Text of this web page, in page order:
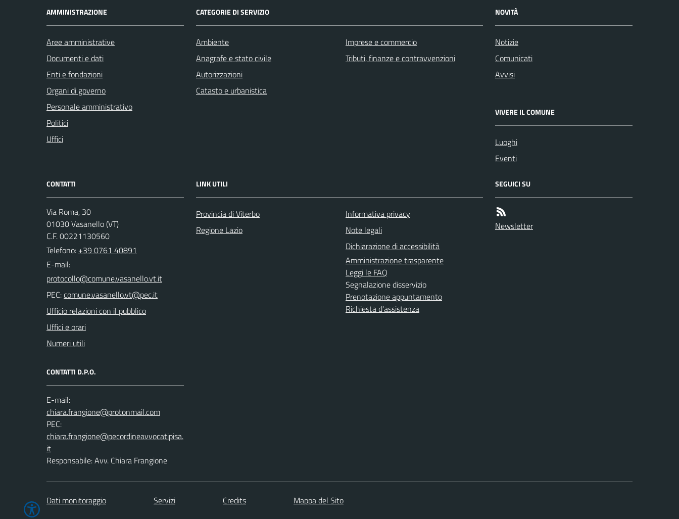
AMMINISTRAZIONE
Aree amministrative
Documenti e dati
Enti e fondazioni
Organi di governo
Personale amministrativo
Politici
Uffici
CATEGORIE DI SERVIZIO
Ambiente
Anagrafe e stato civile
Autorizzazioni
Catasto e urbanistica
Imprese e commercio
Tributi, finanze e contravvenzioni
NOVITÀ
Notizie
Comunicati
Avvisi
VIVERE IL COMUNE
Luoghi
Eventi
CONTATTI
Via Roma, 30
01030 Vasanello (VT)
C.F. 00221130560
Telefono: +39 0761 40891
E-mail:
PEC:
Ufficio relazioni con il pubblico
Uffici e orari
Numeri utili
CONTATTI D.P.O.
E-mail:
PEC:
Responsabile: Avv. Chiara Frangione
LINK UTILI
Provincia di Viterbo
Regione Lazio
Informativa privacy
Note legali
Dichiarazione di accessibilità
Amministrazione trasparente
Leggi le FAQ
Segnalazione disservizio
Prenotazione appuntamento
Richiesta d'assistenza
SEGUICI SU
Newsletter
Dati monitoraggio Servizi Credits Mappa del Sito